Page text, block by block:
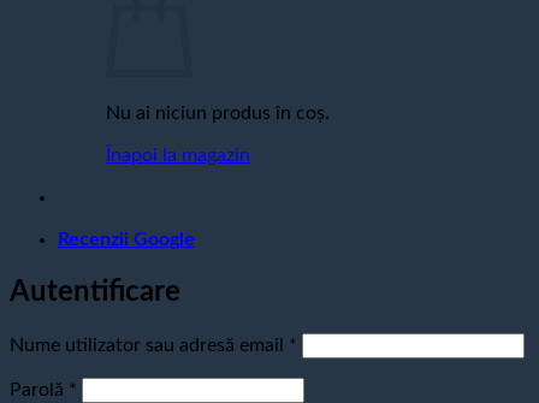
Nu ai niciun produs în coș.
Înapoi la magazin
Recenzii Google
Autentificare
Nume utilizator sau adresă email *
Parolă *